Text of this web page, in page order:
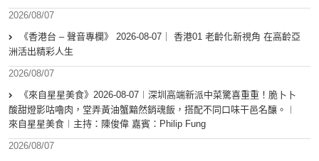
2026/08/07
《香港台 – 聲音專欄》 2026-08-07｜ 香港01 老齡化新視角 在高齡亞
洲活出精彩人生
2026/08/07
《來自星星美食》2026-08-07︱深圳高端新派中菜驚喜重重！脆卜卜
酸甜燈影咕嚕肉，堂弄黃油蟹黯然銷魂飯，搭配不同口味干邑名釀。︱
來自星星美食︱主持：陳俊偉 嘉賓：Philip Fung
2026/08/07